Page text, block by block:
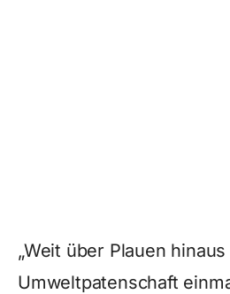
„Weit über Plauen
Umweltpatenschaft